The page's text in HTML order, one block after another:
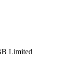
Limited